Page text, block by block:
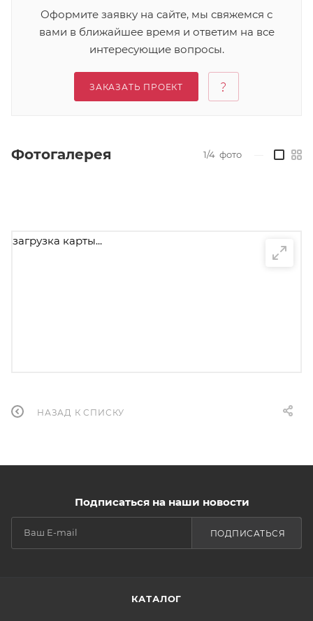
Оформите заявку на сайте, мы свяжемся с
вами в ближайшее время и ответим на все
интересующие вопросы.
ЗАКАЗАТЬ ПРОЕКТ
Фотогалерея 1/4 фото
загрузка карты...
НАЗАД К СПИСКУ
Подписаться на наши новости
ПОДПИСАТЬСЯ
КАТАЛОГ